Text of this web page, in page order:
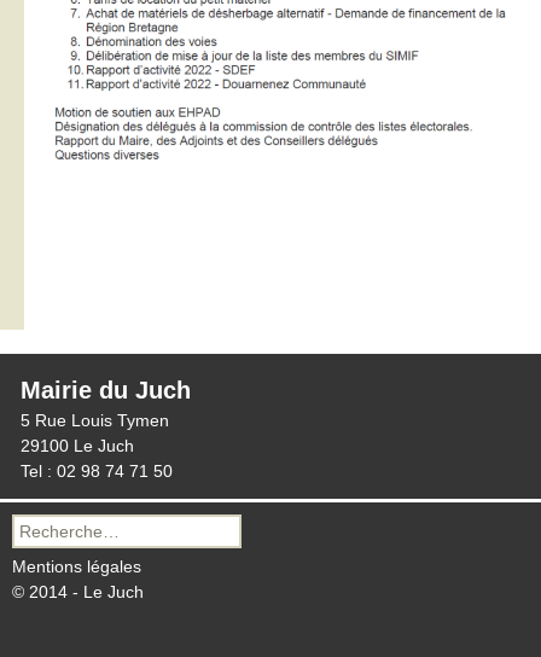
Mairie du Juch
5 Rue Louis Tymen
29100 Le Juch
Tel : 02 98 74 71 50
Recherche
pour :
Mentions légales
© 2014 - Le Juch